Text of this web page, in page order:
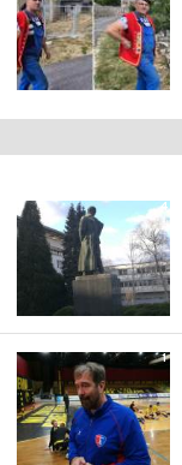
4
1